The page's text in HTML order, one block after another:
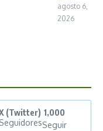
agosto 6,
2026
(Twitter) 1,000
SeguidoresSeguir